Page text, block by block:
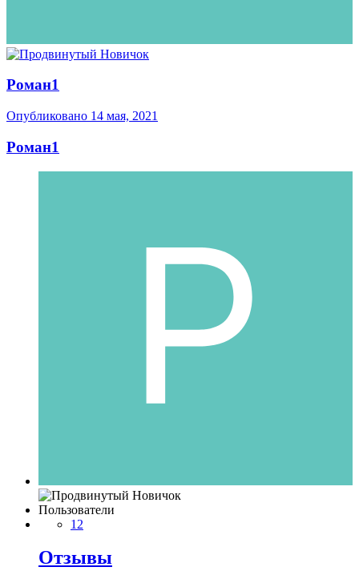
Роман1
Опубликовано 14 мая, 2021
Роман1
Пользователи
12
Отзывы